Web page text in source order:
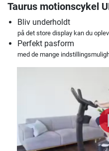
Taurus motionscykel
Bliv underholdt
på det store display kan du
Perfekt pasform
med de mange